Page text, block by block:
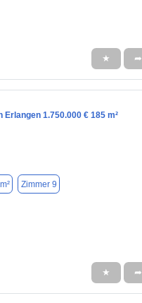
★ ➦
Erlangen 1.750.000 € 185 m²
Zimmer 9
★ ➦